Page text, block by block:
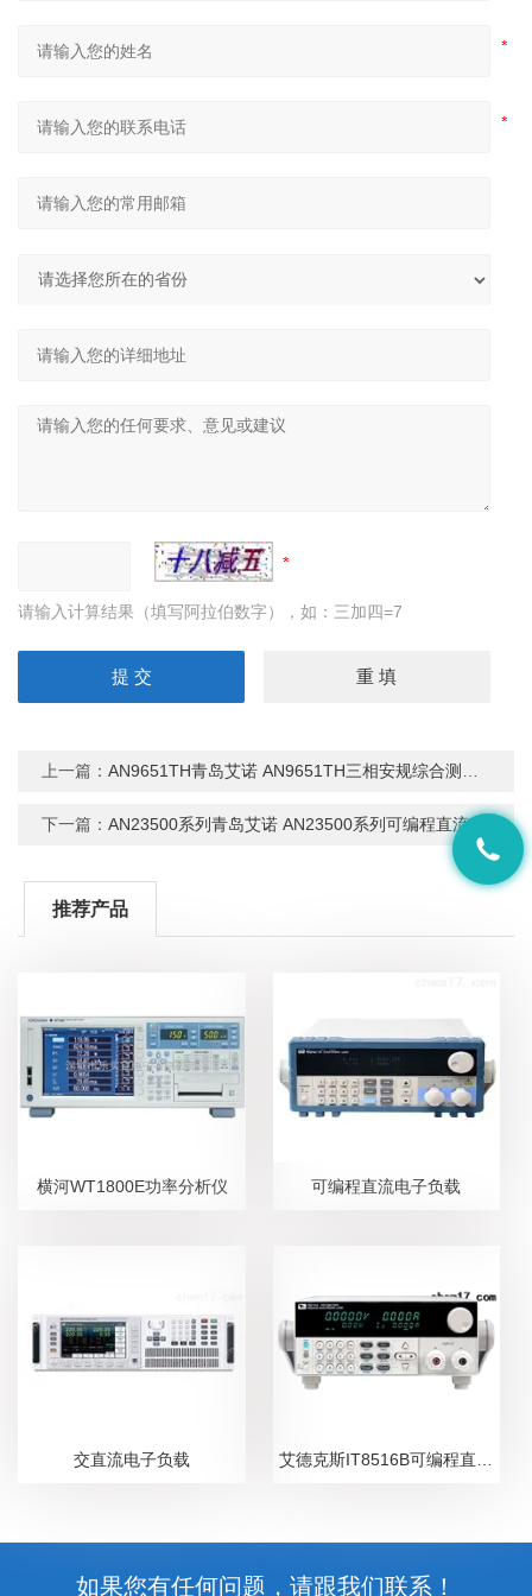
请输入计算结果（填写阿拉伯数字），如：三加四=7
上一篇：AN9651TH青岛艾诺 AN9651TH三相安规综合测试仪
下一篇：AN23500系列青岛艾诺 AN23500系列可编程直流电子负载
推荐产品
横河WT1800E功率分析仪 可编程直流电子负载
交直流电子负载
如果您有任何问题，请跟我们联系！